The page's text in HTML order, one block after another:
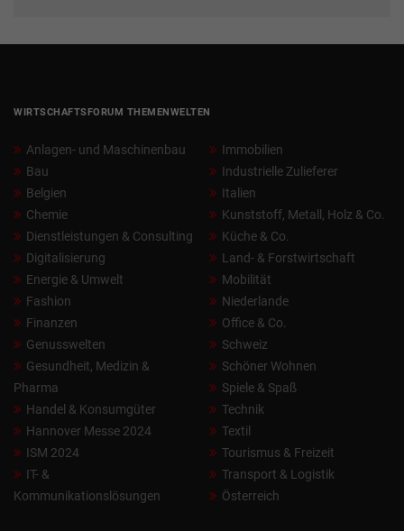
WIRTSCHAFTSFORUM THEMENWELTEN
Anlagen- und Maschinenbau
Bau
Belgien
Chemie
Dienstleistungen & Consulting
Digitalisierung
Energie & Umwelt
Fashion
Finanzen
Genusswelten
Gesundheit, Medizin &
Pharma
Handel & Konsumgüter
Hannover Messe 2024
ISM 2024
IT- &
Kommunikationslösungen
Immobilien
Industrielle Zulieferer
Italien
Kunststoff, Metall, Holz & Co.
Küche & Co.
Land- & Forstwirtschaft
Mobilität
Niederlande
Office & Co.
Schweiz
Schöner Wohnen
Spiele & Spaß
Technik
Textil
Tourismus & Freizeit
Transport & Logistik
Österreich